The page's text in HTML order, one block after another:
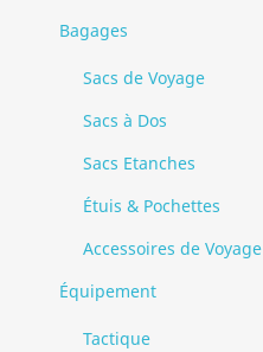
Bagages
Sacs de Voyage
Sacs à Dos
Sacs Etanches
Étuis & Pochettes
Accessoires de Voyage
Équipement
Tactique